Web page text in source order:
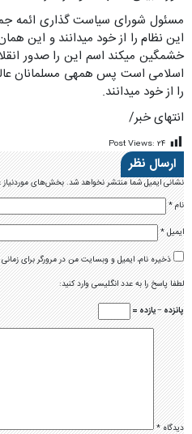
مسئول شورای سیاست گذاری ائمه
این نظام را از خود میدانند و این
خشمگین میکند اسم این را صدور
اسلامی است پس همهی مسلمانان
را از خود میدانند.
انتهای خبر/
Post Views: ۲۴
ارسال نظر
نشانی ایمیل شما منتشر نخواهد شد.بخش‌های موردنیاز
نام*
ایمیل*
ذخیره نام، ایمیل و وبسایت من در مرورگر برای
لطفا پاسخ را به عدد انگلیسی وارد کنید:
پانزده − یازده =
دیدگاه*